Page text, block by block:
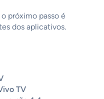
próximo passo é
dos aplicativos.
TV